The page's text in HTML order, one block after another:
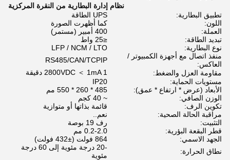
نظام إدارة البطارية من النقرة المركزية
تطبيق البطارية:
UPS الطاقة
اللون:
كما أظهرت الصورة
العملة:
400 أمبير (مستمر)
تبديد الطاقة:
≤25 واط
نوع البطارية:
LFP / NCM / LTO
منفذ اتصال مع أجهزة الكمبيوتر /
العاكس:
RS485/CAN/TCPIP
مقاومة العزل والضغط:
2800VDC ＜ 1mA 1 دقيقة
مستويات الحماية:
IP20
الأبعاد (عرض * ارتفاع * عمق):
485 * 260 * 550 مم
الوزن الصافي:
~ 40 كجم
تكوين الرف:
قائمة بذاتها أو متوازية
مراقبة الحالة الصحية:
نعم..
التثبيت:
رف 19 بوصة
قطر البقعة البؤرية:
0.2-2.0 مم
الجهد الاسمي:
864 فولت (±432 فولت)
نطاق الحرارة:
-20 درجة مئوية إلى 60 درجة
مئوية